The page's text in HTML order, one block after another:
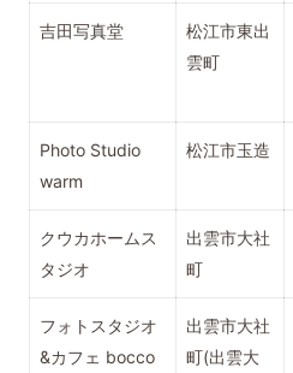
吉田写真堂
松江市東出
雲町
Photo Studio
warm
松江市玉造
クウカホームス
タジオ
出雲市大社
町
フォトスタジオ
&カフェ bocco
出雲市大社
町(出雲大